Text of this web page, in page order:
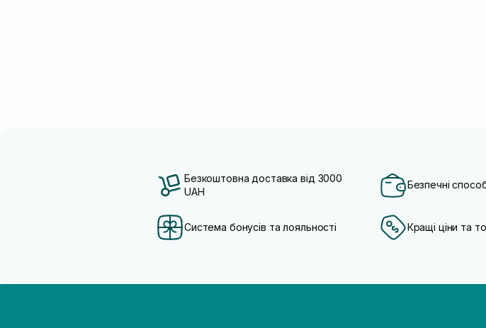
Безкоштовна доставка від 3000
UAH
Безпечні
Система бонусів та лояльності Кращі ціни та